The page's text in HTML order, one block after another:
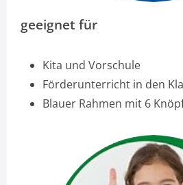
geeignet für
Kita und Vorschule
Förderunterricht in den
Blauer Rahmen mit 6